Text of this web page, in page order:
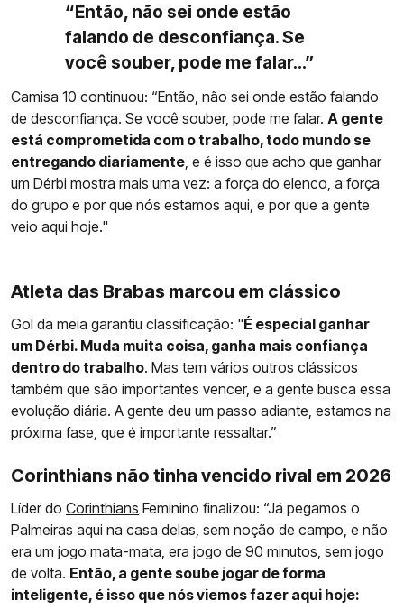
“Então, não sei onde estão
falando de desconfiança. Se
você souber, pode me falar...”
Camisa 10 continuou: “Então, não sei onde estão falando
de desconfiança. Se você souber, pode me falar. A gente
está comprometida com o trabalho, todo mundo se
entregando diariamente, e é isso que acho que ganhar
um Dérbi mostra mais uma vez: a força do elenco, a força
do grupo e por que nós estamos aqui, e por que a gente
veio aqui hoje."
Atleta das Brabas marcou em clássico
Gol da meia garantiu classificação: "É especial ganhar
um Dérbi. Muda muita coisa, ganha mais confiança
dentro do trabalho. Mas tem vários outros clássicos
também que são importantes vencer, e a gente busca essa
evolução diária. A gente deu um passo adiante, estamos na
próxima fase, que é importante ressaltar.”
Corinthians não tinha vencido rival em 2026
Líder do Corinthians Feminino finalizou: “Já pegamos o
Palmeiras aqui na casa delas, sem noção de campo, e não
era um jogo mata-mata, era jogo de 90 minutos, sem jogo
de volta. Então, a gente soube jogar de forma
inteligente, é isso que nós viemos fazer aqui hoje: